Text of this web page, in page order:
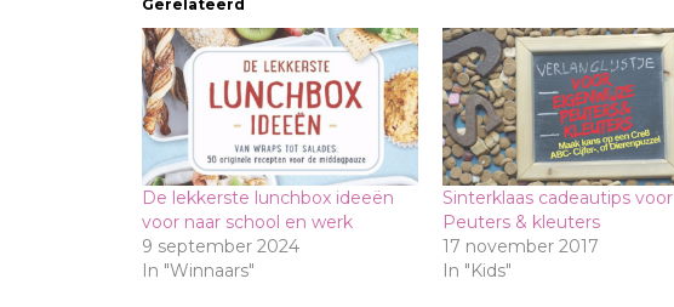
Gerelateerd
De lekkerste lunchbox ideeën
voor naar school en werk
9 september 2024
In "Winnaars"
Sinterklaas cadeautips voor
Peuters & kleuters
17 november 2017
In "Kids"